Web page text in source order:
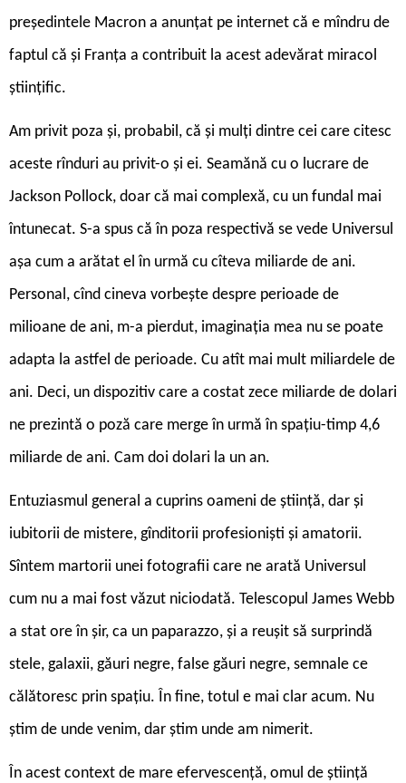
președintele Macron a anunțat pe internet că e mîndru de
faptul că și Franța a contribuit la acest adevărat miracol
științific.
Am privit poza și, probabil, că și mulți dintre cei care citesc
aceste rînduri au privit-o și ei. Seamănă cu o lucrare de
Jackson Pollock, doar că mai complexă, cu un fundal mai
întunecat. S-a spus că în poza respectivă se vede Universul
așa cum a arătat el în urmă cu cîteva miliarde de ani.
Personal, cînd cineva vorbește despre perioade de
milioane de ani, m-a pierdut, imaginația mea nu se poate
adapta la astfel de perioade. Cu atît mai mult miliardele de
ani. Deci, un dispozitiv care a costat zece miliarde de dolari
ne prezintă o poză care merge în urmă în spațiu-timp 4,6
miliarde de ani. Cam doi dolari la un an.
Entuziasmul general a cuprins oameni de știință, dar și
iubitorii de mistere, gînditorii profesioniști și amatorii.
Sîntem martorii unei fotografii care ne arată Universul
cum nu a mai fost văzut niciodată. Telescopul James Webb
a stat ore în șir, ca un paparazzo, și a reușit să surprindă
stele, galaxii, găuri negre, false găuri negre, semnale ce
călătoresc prin spațiu. În fine, totul e mai clar acum. Nu
știm de unde venim, dar știm unde am nimerit.
În acest context de mare efervescență, omul de știință